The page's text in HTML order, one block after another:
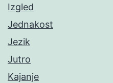
Izgled
Jednakost
Jezik
Jutro
Kajanje